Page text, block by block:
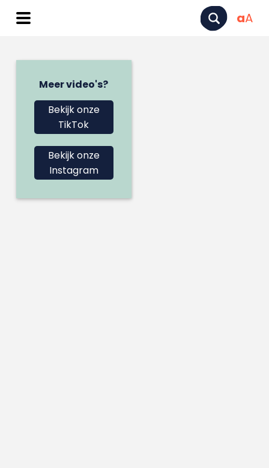
aA
Meer video's?
Bekijk onze
TikTok
Bekijk onze
Instagram